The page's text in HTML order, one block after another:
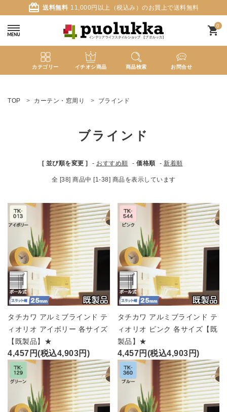
card_giftcard 送料無料 11,000円以上（税込み）のお買上で送料無料
0
shopping_cart
カテゴリー イチオシ商品 商品検索 お問合せ
ようこそ ゲスト 様
person
search
カテゴリーから探す
ブランド
ガイドライン
TOP カーテン・窓周り ブラインド
ブラインド
[ 並び順を変更 ] - おすすめ順 - 価格順 - 新着順
全 [38] 商品中 [1-38] 商品を表示しています
タチカワ アルミブラインド テ
ィオリオ アイボリー 各サイズ
【既製品】★
4,457円(税込4,903円)
タチカワ アルミブラインド テ
ィオリオ ピンク 各サイズ【既
製品】★
4,457円(税込4,903円)